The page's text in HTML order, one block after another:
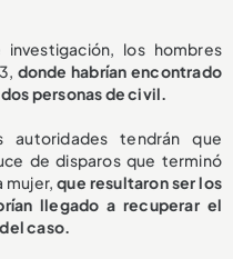
los hombres
donde habrían encontrado
personas de civil.
tendrán que
de disparos que terminó
mujer,que resultaron ser los
llegado a recuperar el
caso.